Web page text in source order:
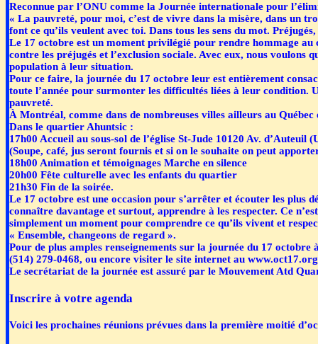
Reconnue par l’ONU comme la Journée internationale pour
« La pauvreté, pour moi, c’est de vivre dans la misère, dans un
font ce qu’ils veulent avec toi. Dans tous les sens du mot.
Le 17 octobre est un moment privilégié pour rendre hommage
contre les préjugés et l’exclusion sociale. Avec eux, nous voulons
population à leur situation.
Pour ce faire, la journée du 17 octobre leur est entièrement
toute l’année pour surmonter les difficultés liées à leur condition.
pauvreté.
À Montréal, comme dans de nombreuses villes ailleurs au
Dans le quartier Ahuntsic :
17h00 Accueil au sous-sol de l’église St-Jude 10120 Av.
(Soupe, café, jus seront fournis et si on le souhaite on peut
18h00 Animation et témoignages Marche en silence
20h00 Fête culturelle avec les enfants du quartier
21h30 Fin de la soirée.
Le 17 octobre est une occasion pour s’arrêter et écouter les plus
connaître davantage et surtout, apprendre à les respecter. Ce
simplement un moment pour comprendre ce qu’ils vivent et
« Ensemble, changeons de regard ».
Pour de plus amples renseignements sur la journée du 17
(514) 279-0468, ou encore visiter le site internet au www.oct17.org
Le secrétariat de la journée est assuré par le Mouvement Atd
Inscrire à votre agenda
Voici les prochaines réunions prévues dans la première moitié